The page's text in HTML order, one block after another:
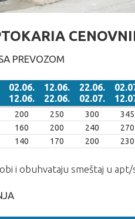
PREVOZOM
02.06.
12.06.
12.06.
22.06.
22.06.
02.07.
02.06.
12.06.
12.06.
22.06.
22.06.
02.07.
02.07.
200 250 300 345
160 200 240 270
140 170 200 230
i obuhvataju smeštaj u